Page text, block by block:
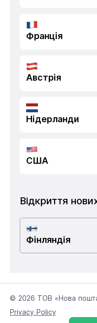
Франція
Австрія
Нідерланди
США
Відкриття
Фінляндія
© 2026 ТОВ «Нова
Privacy Policy